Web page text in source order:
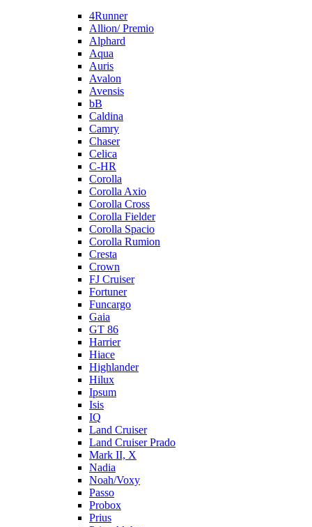
4Runner
Allion/ Premio
Alphard
Aqua
Auris
Avalon
Avensis
bB
Caldina
Camry
Chaser
Celica
C-HR
Corolla
Corolla Axio
Corolla Cross
Corolla Fielder
Corolla Spacio
Corolla Rumion
Cresta
Crown
FJ Cruiser
Fortuner
Funcargo
Gaia
GT 86
Harrier
Hiace
Highlander
Hilux
Ipsum
Isis
IQ
Land Cruiser
Land Cruiser Prado
Mark II, X
Nadia
Noah/Voxy
Passo
Probox
Prius